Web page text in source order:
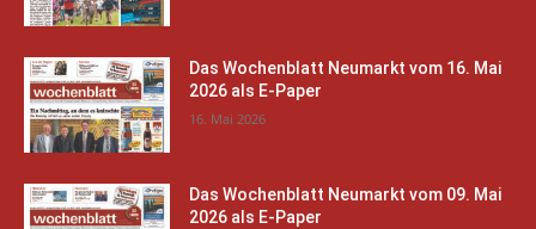
Das Wochenblatt Neumarkt vom 16. Mai
2026 als E-Paper
16. Mai 2026
Das Wochenblatt Neumarkt vom 09. Mai
2026 als E-Paper